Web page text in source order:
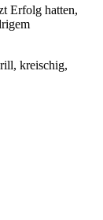
Erfolg hatten,
kreischig,